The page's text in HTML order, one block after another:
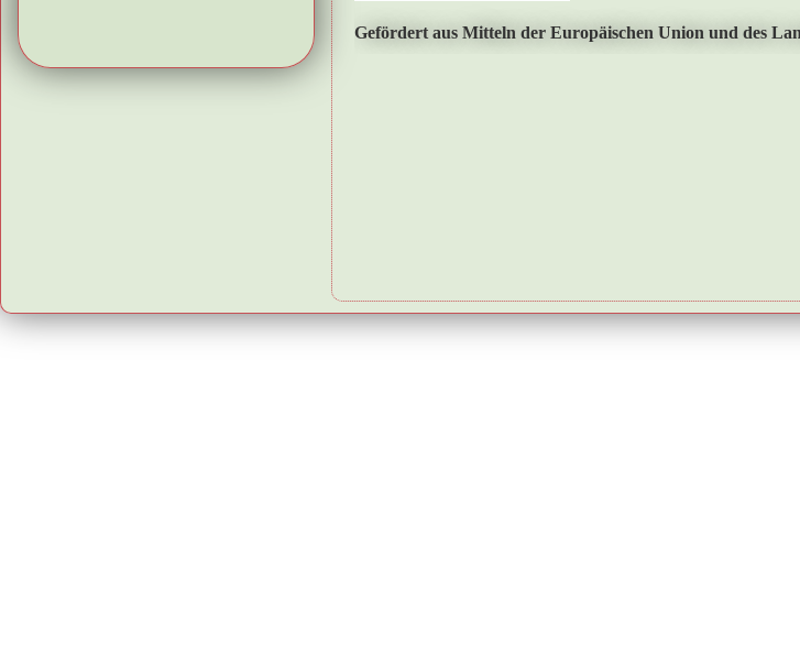
Gefördert aus Mitteln der Europäischen Union und des